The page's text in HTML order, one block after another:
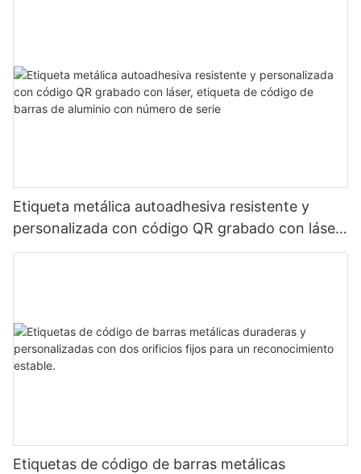
Etiqueta metálica autoadhesiva resistente y
personalizada con código QR grabado con láser,
etiqueta de código de barras de aluminio con
Etiquetas de código de barras metálicas